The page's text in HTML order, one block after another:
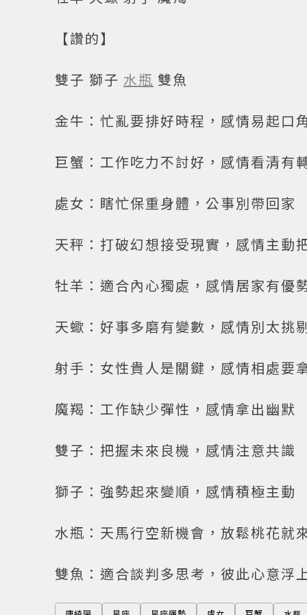
【讚的】
雙子 獅子 水瓶 雙魚
金牛：忙亂要排好時程，感情易起口角
巨蟹：工作吃力不討好，感情看清有
處女：瞎忙保重身體，公事別帶回家
天秤：打破幻想接受現實，感情主動
牡羊：適合內心獨處，感情居家有優
天蠍：好事多磨有變數，感情別太挑
射手：女性貴人是關鍵，感情相處要
魔羯：工作缺少彈性，感情拿出幽默
雙子：把握未來良機，感情注意共識
獅子：強勢起來變順，感情積極主動
水瓶：天馬行空新機會，放鬆桃花就
雙魚：適合談判多思考，彼此心意浮